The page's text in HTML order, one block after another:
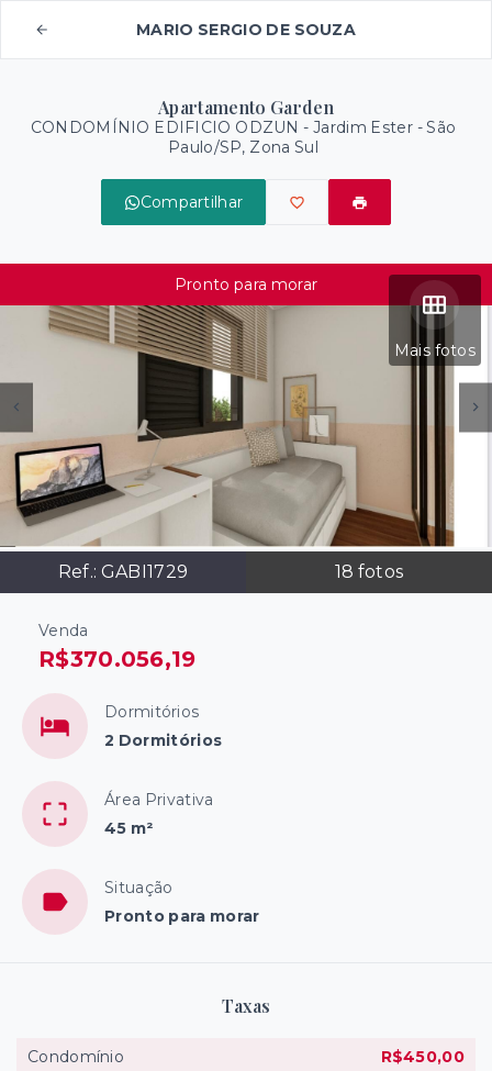
MARIO SERGIO DE SOUZA
Apartamento Garden
CONDOMÍNIO EDIFICIO ODZUN -Jardim Ester - São
Paulo/SP, Zona Sul
Compartilhar
Mais fotos
Ref.: GABI1729 18 fotos
Pronto para morar
Venda
R$370.056,19
Dormitórios
2 Dormitórios
Área Privativa
45 m²
Situação
Pronto para morar
Taxas
Condomínio
R$450,00